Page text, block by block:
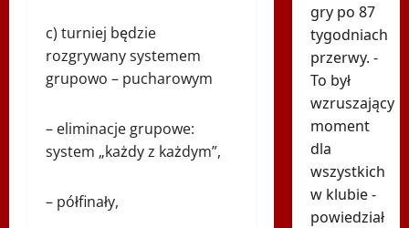
c) turniej będzie
rozgrywany systemem
grupowo – pucharowym
– eliminacje grupowe:
system „każdy z każdym”,
– półfinały,
gry po 87
tygodniach
przerwy. -
To był
wzruszający
moment
dla
wszystkich
w klubie -
powiedział